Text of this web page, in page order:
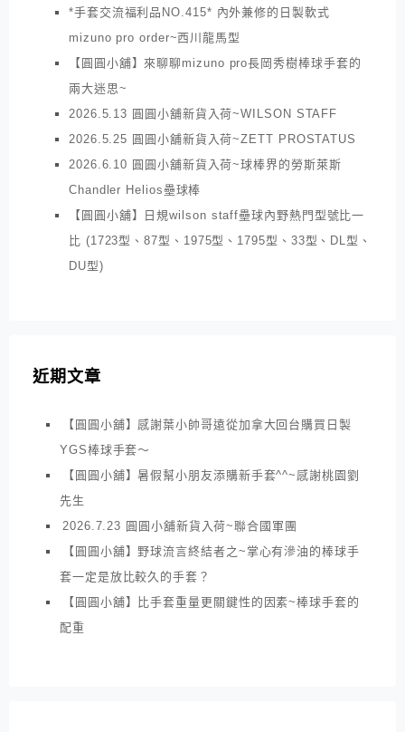
*手套交流福利品NO.415* 內外兼修的日製軟式
mizuno pro order~西川龍馬型
【圓圓小舖】來聊聊mizuno pro長岡秀樹棒球手套的
兩大迷思~
2026.5.13 圓圓小舖新貨入荷~WILSON STAFF
2026.5.25 圓圓小舖新貨入荷~ZETT PROSTATUS
2026.6.10 圓圓小舖新貨入荷~球棒界的勞斯萊斯
Chandler Helios壘球棒
【圓圓小舖】日規wilson staff壘球內野熱門型號比一
比 (1723型、87型、1975型、1795型、33型、DL型、
DU型)
近期文章
【圓圓小舖】感謝葉小帥哥遠從加拿大回台購買日製
YGS棒球手套～
【圓圓小舖】暑假幫小朋友添購新手套^^~感謝桃園劉
先生
2026.7.23 圓圓小舖新貨入荷~聯合國軍團
【圓圓小舖】野球流言終結者之~掌心有滲油的棒球手
套一定是放比較久的手套？
【圓圓小舖】比手套重量更關鍵性的因素~棒球手套的
配重